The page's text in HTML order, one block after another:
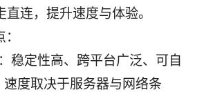
连，提升速度与体验。
稳定性高、跨平台广泛、可自
速度取决于服务器与网络条